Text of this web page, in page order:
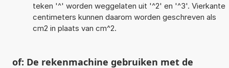
teken '^' worden weggelaten uit '^2' en '^3'. Vierkante
centimeters kunnen daarom worden geschreven als
cm2 in plaats van cm^2.
of: De rekenmachine gebruiken met de